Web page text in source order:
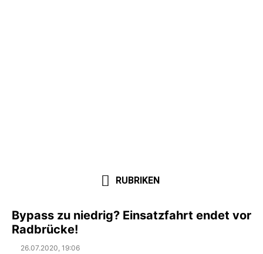
RUBRIKEN
Bypass zu niedrig? Einsatzfahrt endet vor
Radbrücke!
Posted
26.07.2020, 19:06